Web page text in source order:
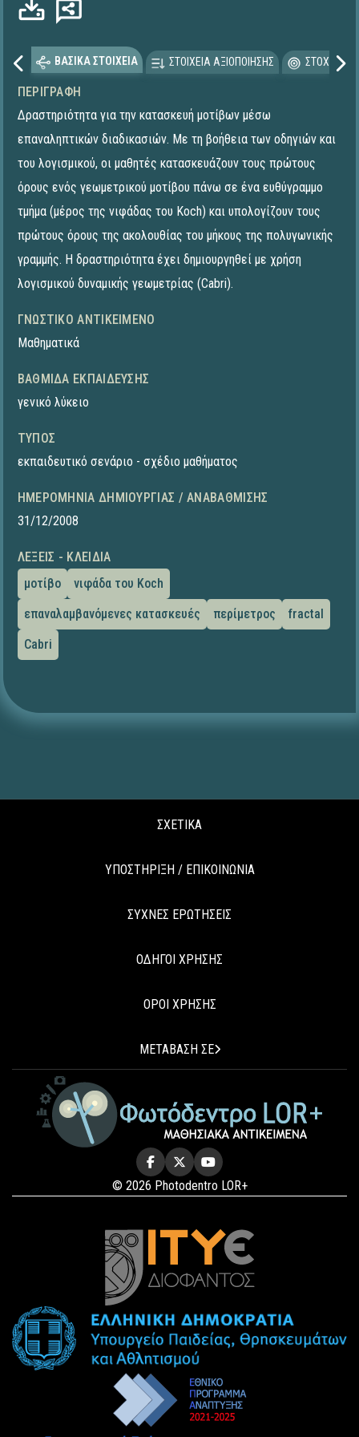
ΒΑΣΙΚΑ ΣΤΟΙΧΕΙΑ ΣΤΟΙΧΕΙΑ ΑΞΙΟΠΟΙΗΣΗΣ
ΠΕΡΙΓΡΑΦΉ
Δραστηριότητα για την κατασκευή μοτίβων μέσω
επαναληπτικών διαδικασιών. Με τη βοήθεια των οδηγιών και
του λογισμικού, οι μαθητές κατασκευάζουν τους πρώτους
όρους ενός γεωμετρικού μοτίβου πάνω σε ένα ευθύγραμμο
τμήμα (μέρος της νιφάδας του Koch) και υπολογίζουν τους
πρώτους όρους της ακολουθίας του μήκους της πολυγωνικής
γραμμής. Η δραστηριότητα έχει δημιουργηθεί με χρήση
λογισμικού δυναμικής γεωμετρίας (Cabri).
ΓΝΩΣΤΙΚΌ ΑΝΤΙΚΕΊΜΕΝΟ
Μαθηματικά
ΒΑΘΜΊΔΑ ΕΚΠΑΊΔΕΥΣΗΣ
γενικό λύκειο
ΤΎΠΟΣ
εκπαιδευτικό σενάριο - σχέδιο μαθήματος
ΗΜΕΡΟΜΗΝΊΑ ΔΗΜΙΟΥΡΓΊΑΣ / ΑΝΑΒΆΘΜΙΣΗΣ
31/12/2008
ΛΈΞΕΙΣ - ΚΛΕΙΔΙΆ
μοτίβο
νιφάδα του Koch
επαναλαμβανόμενες κατασκευές
περίμετρος
fractal
Cabri
ΣΧΕΤΙΚΑ
ΥΠΟΣΤΗΡΙΞΗ / ΕΠΙΚΟΙΝΩΝΙΑ
ΣΥΧΝΕΣ ΕΡΩΤΗΣΕΙΣ
ΟΔΗΓΟΙ ΧΡΗΣΗΣ
ΟΡΟΙ ΧΡΗΣΗΣ
ΜΕΤΑΒΑΣΗ ΣΕ
© 2026 Photodentro LOR+